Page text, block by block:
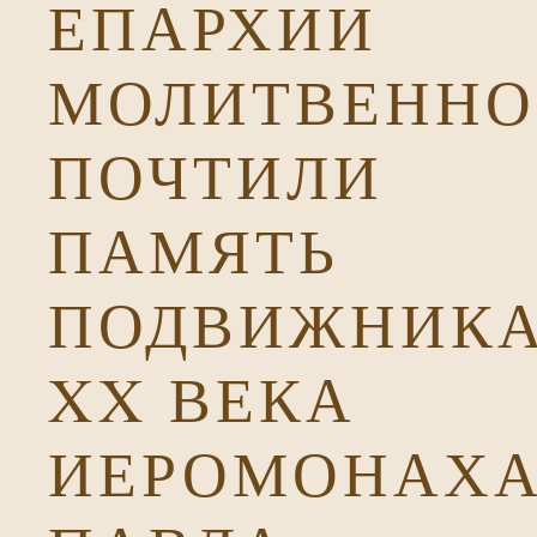
ЕПАРХИИ
МОЛИТВЕННО
ПОЧТИЛИ
ПАМЯТЬ
XX ВЕКА